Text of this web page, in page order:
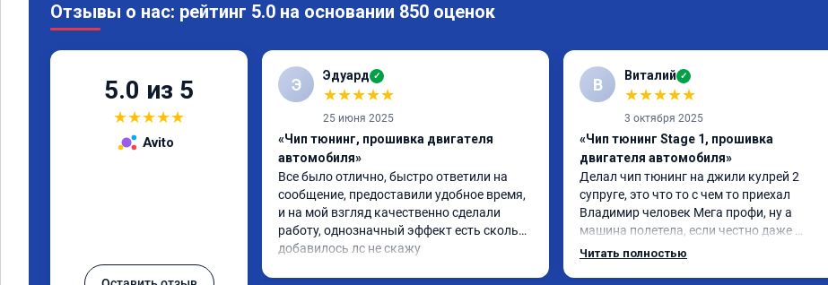
Отзывы о нас: рейтинг 5.0 на основании 850 оценок
5.0 из 5
★★★★★
Avito
Э Эдуард ✓
★★★★★
25 июня 2025
«Чип тюнинг, прошивка двигателя
автомобиля»
Все было отлично, быстро ответили на
сообщение, предоставили удобное время,
и на мой взгляд качественно сделали
работу, однозначный эффект есть сколько
добавилось лс не скажу
В Виталий ✓
★★★★★
3 октября 2025
«Чип тюнинг Stage 1, прошивка
двигателя автомобиля»
Делал чип тюнинг на джили кулрей 2
супруге, это что то с чем то приехал
Владимир человек Мега профи, ну а
машина полетела, если честно даже
страшно было, спасибо огромное. Ну и за
Читать полностью